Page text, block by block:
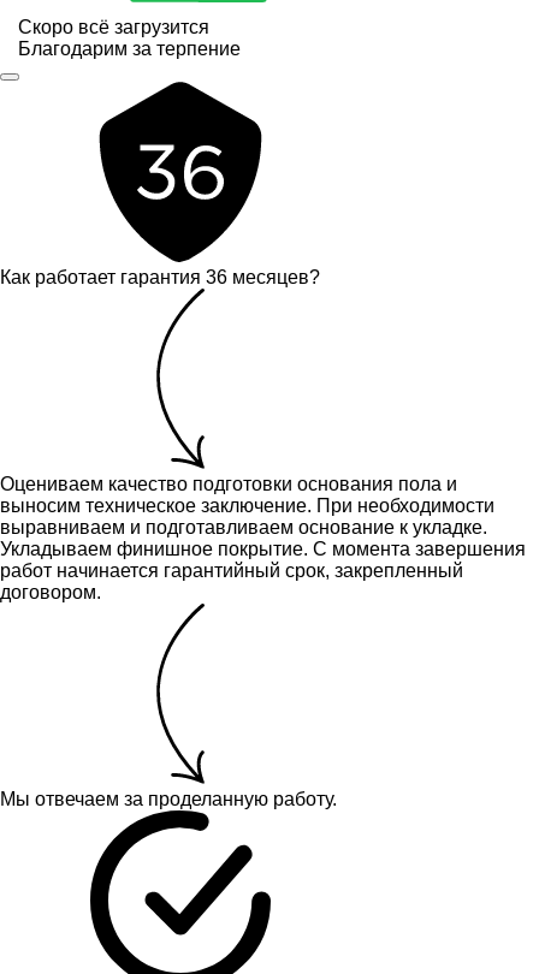
Скоро всё загрузится
Благодарим за терпение
Как работает гарантия 36 месяцев?
Оцениваем качество подготовки основания пола и
выносим техническое заключение. При необходимости
выравниваем и подготавливаем основание к укладке.
Укладываем финишное покрытие. С момента завершения
работ начинается гарантийный срок, закрепленный
договором.
Мы отвечаем за проделанную работу.